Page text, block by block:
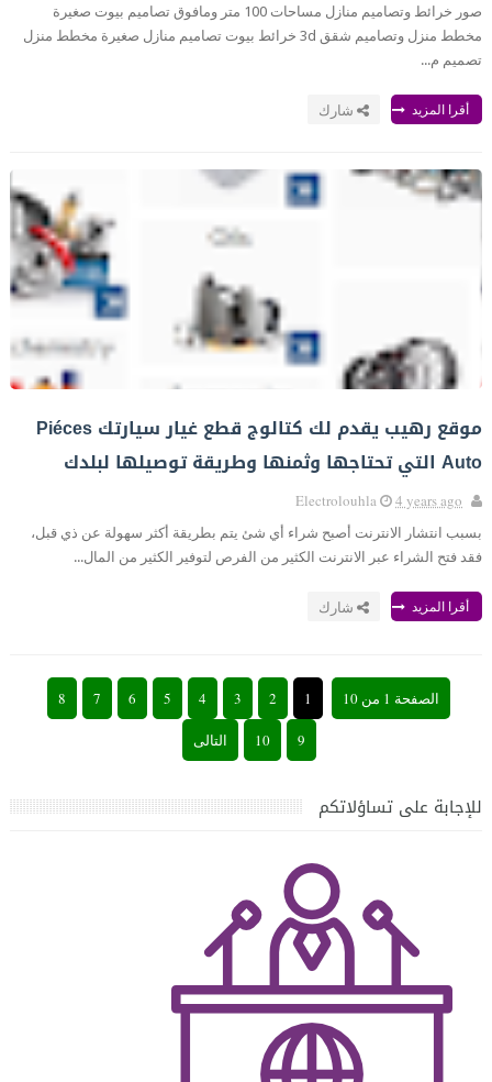
صور خرائط وتصاميم منازل مساحات 100 متر ومافوق تصاميم بيوت صغيرة
مخطط منزل وتصاميم شقق 3d خرائط بيوت تصاميم منازل صغيرة مخطط منزل
تصميم م...
أقرا المزيد شارك
موقع رهيب يقدم لك كتالوج قطع غيار سيارتك Piéces
Auto التي تحتاجها وثمنها وطريقة توصيلها لبلدك
Electrolouhla 4 years ago
بسبب انتشار الانترنت أصبح شراء أي شئ يتم بطريقة أكثر سهولة عن ذي قبل،
فقد فتح الشراء عبر الانترنت الكثير من الفرص لتوفير الكثير من المال...
أقرا المزيد شارك
الصفحة 1 من 10 1
2
3
4
5
6
7
8
9
10 التالى
للإجابة على تساؤلاتكم